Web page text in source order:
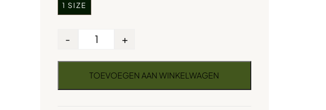
1 SIZE
- +
TOEVOEGEN AAN WINKELWAGEN